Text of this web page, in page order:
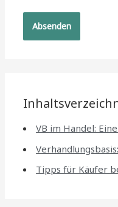
VB im Handel:
Tipps für Käufer